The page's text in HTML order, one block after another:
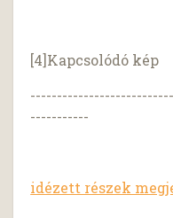
[4]Kapcsolódó kép
-----------
idézett részek